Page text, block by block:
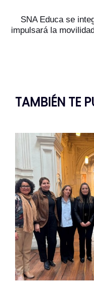
Artículo
SNA Educa se
impulsará la
TAMBIÉN TE